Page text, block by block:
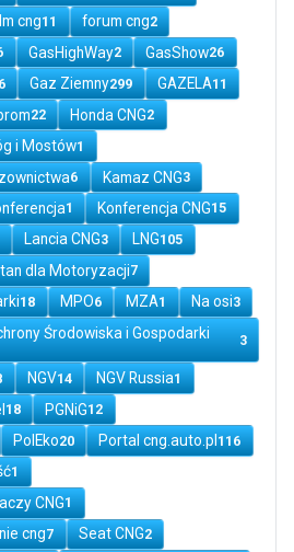
cng11 forum cng2
GasHighWay2 GasShow26
Gaz Ziemny299 GAZELA11
22 Honda CNG2
i Mostów1
6 Kamaz CNG3
1 Konferencja CNG15
Lancia CNG3 LNG105
dla Motoryzacji7
18 MPO6 MZA1 Na osi3
Środowiska i Gospodarki
3
NGV14 NGV Russia1
18 PGNiG12
PolEko20 Portal cng.auto.pl116
1
CNG1
cng7 Seat CNG2